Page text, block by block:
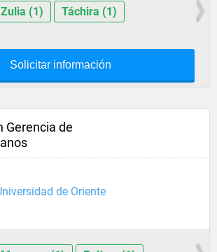
Zulia (1) Táchira (1)
Solicitar información
Gerencia de
de Oriente